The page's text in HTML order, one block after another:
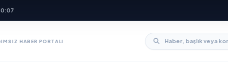
HABER PORTALI